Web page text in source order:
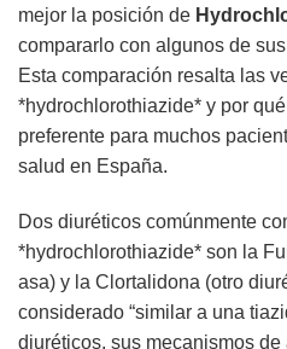
mejor la posición de
compararlo con algunos de
Esta comparación resalta las
*hydrochlorothiazide* y por
preferente para muchos
salud en España.
Dos diuréticos comúnmente
*hydrochlorothiazide* son la
asa) y la Clortalidona (otro
considerado “similar a una
diuréticos, sus mecanismos